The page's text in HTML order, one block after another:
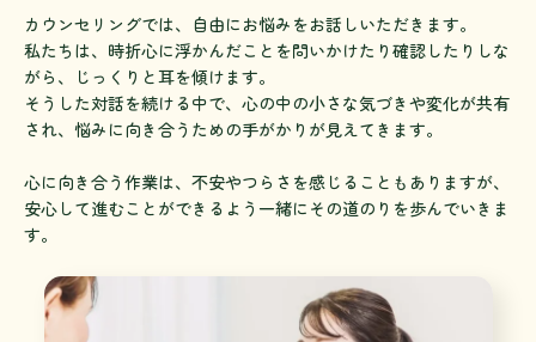
カウンセリングでは、自由にお悩みをお話しいただきます。
私たちは、時折心に浮かんだことを問いかけたり確認したりしな
がら、じっくりと耳を傾けます。
そうした対話を続ける中で、心の中の小さな気づきや変化が共有
され、悩みに向き合うための手がかりが見えてきます。
心に向き合う作業は、不安やつらさを感じることもありますが、
安心して進むことができるよう一緒にその道のりを歩んでいきま
す。